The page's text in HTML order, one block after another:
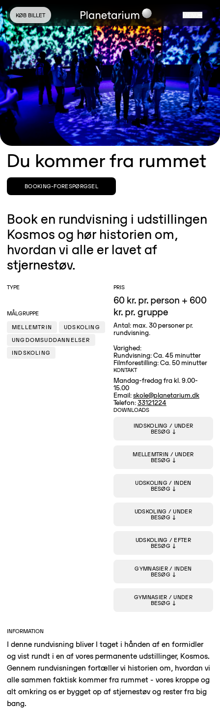
KØB BILLET
Du kommer fra rummet
BOOKING-FORESPØRGSEL
Book en rundvisning i udstillingen
Kosmos og hør historien om,
hvordan vi alle er lavet af
stjernestøv.
TYPE
MÅLGRUPPE
MELLEMTRIN
UDSKOLING
UNGDOMSUDDANNELSER
INDSKOLING
INFORMATION
I denne rundvisning bliver I taget i hånden af en formidler
og vist rundt i en af vores permanente udstillinger, Kosmos.
Gennem rundvisningen fortæller vi historien om, hvordan vi
alle sammen faktisk kommer fra rummet - vores kroppe og
alt omkring os er bygget op af stjernestøv og rester fra big
bang.
PRIS
60 kr. pr. person + 600
kr. pr. gruppe
Antal: max. 30 personer pr.
rundvisning.
Varighed:
Rundvisning: Ca. 45 minutter
Filmforestilling: Ca. 50 minutter
KONTAKT
Mandag-fredag fra kl. 9.00-
15.00
Email:skole@planetarium.dk
Telefon:33121224
DOWNLOADS
INDSKOLING / UNDER
BESØG
MELLEMTRIN / UNDER
BESØG
UDSKOLING / INDEN
BESØG
UDSKOLING / UNDER
BESØG
UDSKOLING / EFTER
BESØG
GYMNASIER / INDEN
BESØG
GYMNASIER / UNDER
BESØG